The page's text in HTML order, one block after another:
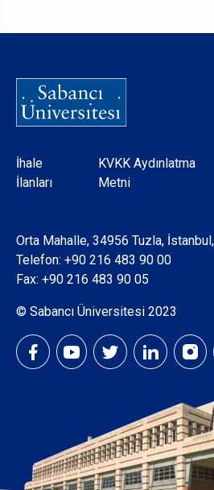
Dipnot
İhale
İlanları
KVKK Aydınlatma
Metni
Orta Mahalle, 34956 Tuzla,
Telefon: +90 216 483 90 00
Fax: +90 216 483 90 05
© Sabancı Üniversitesi 2023